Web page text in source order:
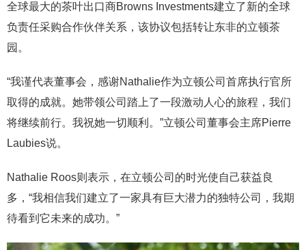
全球最大的茶叶出口商Browns Investments建立了新的全球
负责任采购合作伙伴关系，该协议包括转让东非的立顿茶
园。
“我谨代表董事会，感谢Nathalie作为立顿公司首席执行官所
取得的成就。她带领公司踏上了一段激动人心的旅程，我们
将继续前行。我祝她一切顺利。”立顿公司董事会主席Pierre
Laubies说。
Nathalie Roos则表示，在立顿公司的时光使自己获益良
多，“我相信我们建立了一家具有巨大潜力的独特公司，我期
待看到它未来的成功。”